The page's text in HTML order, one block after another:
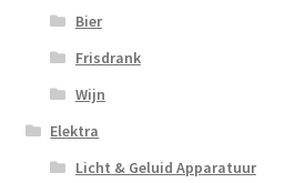
Bier
Frisdrank
Wijn
Elektra
Licht & Geluid Apparatuur